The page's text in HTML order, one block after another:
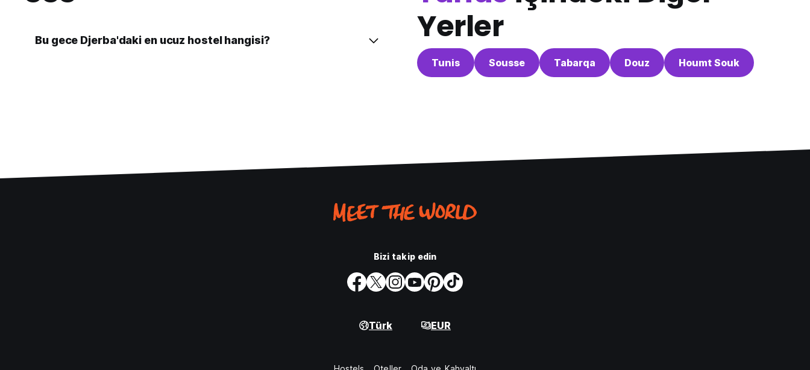
Bu gece Djerba'daki en ucuz hostel hangisi?
Yerler
Tunis Sousse Tabarqa Douz Houmt Souk
Bizi takip edin
Türk EUR